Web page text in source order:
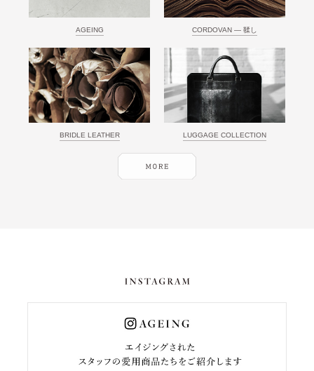
AGEING CORDOVAN ― 鞣し
BRIDLE LEATHER LUGGAGE COLLECTION